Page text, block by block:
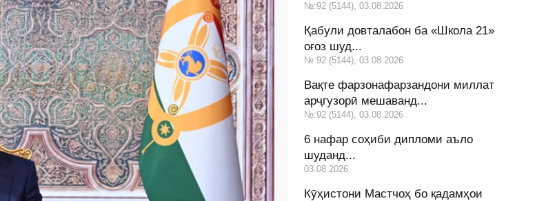
№:92 (5144), 03.08.2026
Қабули довталабон ба «Школа 21»
оғоз шуд...
№:92 (5144), 03.08.2026
Вақте фарзонафарзандони миллат
арҷгузорӣ мешаванд...
№:92 (5144), 03.08.2026
6 нафар соҳиби дипломи аъло
шуданд...
03.08.2026
Кӯҳистони Мастчоҳ бо қадамҳои